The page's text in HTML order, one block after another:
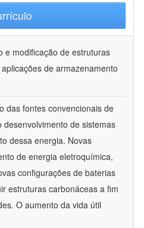
e modificação de estruturas
de armazenamento
das fontes convencionais de
de sistemas
dessa energia. Novas
de energia eletroquímica,
configurações de baterias
estruturas carbonáceas a fim
O aumento da vida útil